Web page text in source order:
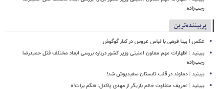
رجب‌زاده
پربیننده‌ترین
عکس | بیتا فرهی با لباس عروس در کنار گوگوش
ببینید | اظهارات مهم معاون امنیتی وزیر کشور درباره بررسی ابعاد مختلف قتل حمیدرضا
رجب‌زاده
ببینید | دماوند در قلب تابستان سفیدپوش شد!
ببینید | تعریف متفاوت خانم بازیگر از مهدی پاکدل: «نگم برات!»